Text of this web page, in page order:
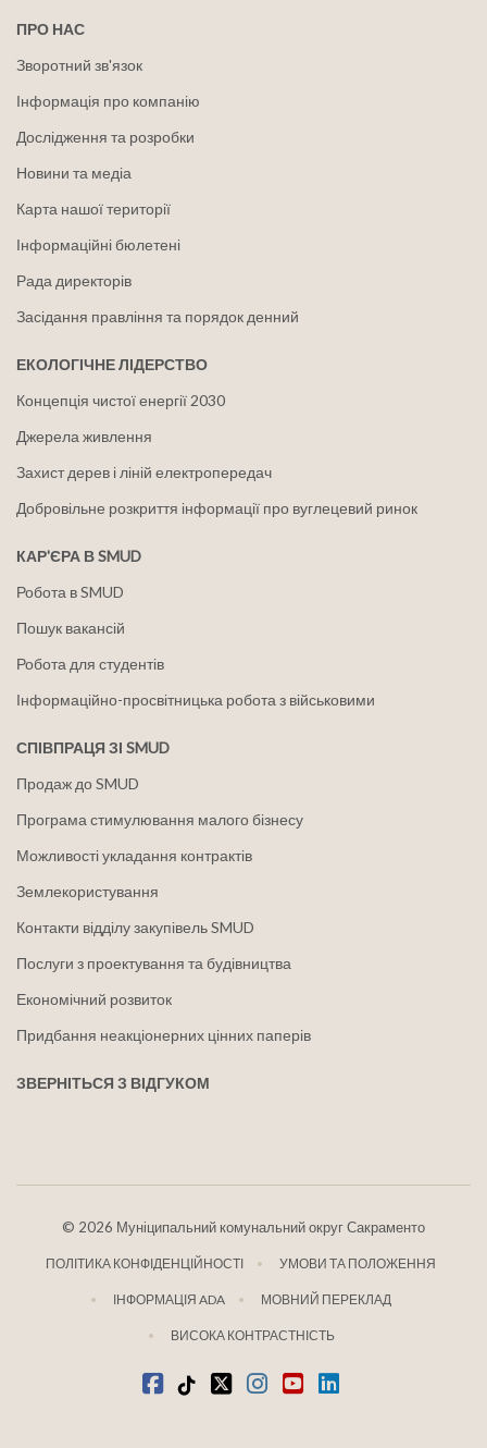
ПРО НАС
Зворотний зв'язок
Інформація про компанію
Дослідження та розробки
Новини та медіа
Карта нашої території
Інформаційні бюлетені
Рада директорів
Засідання правління та порядок денний
ЕКОЛОГІЧНЕ ЛІДЕРСТВО
Концепція чистої енергії 2030
Джерела живлення
Захист дерев і ліній електропередач
Добровільне розкриття інформації про вуглецевий ринок
КАР'ЄРА В SMUD
Робота в SMUD
Пошук вакансій
Робота для студентів
Інформаційно-просвітницька робота з військовими
СПІВПРАЦЯ ЗІ SMUD
Продаж до SMUD
Програма стимулювання малого бізнесу
Можливості укладання контрактів
Землекористування
Контакти відділу закупівель SMUD
Послуги з проектування та будівництва
Економічний розвиток
Придбання неакціонерних цінних паперів
ЗВЕРНІТЬСЯ З ВІДГУКОМ
© 2026 Муніципальний комунальний округ Сакраменто
ПОЛІТИКА КОНФІДЕНЦІЙНОСТІ УМОВИ ТА ПОЛОЖЕННЯ
ІНФОРМАЦІЯ ADA МОВНИЙ ПЕРЕКЛАД
ВИСОКА КОНТРАСТНІСТЬ
Facebook
TiktokтвіттерInstagram
youtubeLinkedIn